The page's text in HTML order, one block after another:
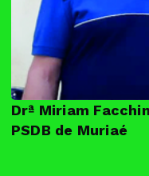
Drª Miriam
PSDB de Muriaé